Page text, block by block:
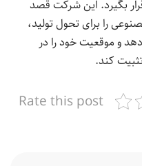
بگیرد. این شرکت قصد
را برای تحول تولید،
و موقعیت خود را در
کند.
Rate this post